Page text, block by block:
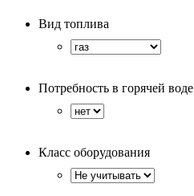
Вид топлива
Потребность в горячей воде
Класс оборудования